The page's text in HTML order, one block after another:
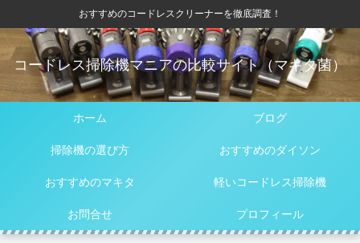
おすすめのコードレスクリーナーを徹底調査！
コードレス掃除機マニアの比較サイト（マキタ菌）
ホーム ブログ
掃除機の選び方 おすすめのダイソン
おすすめのマキタ 軽いコードレス掃除機
お問合せ プロフィール